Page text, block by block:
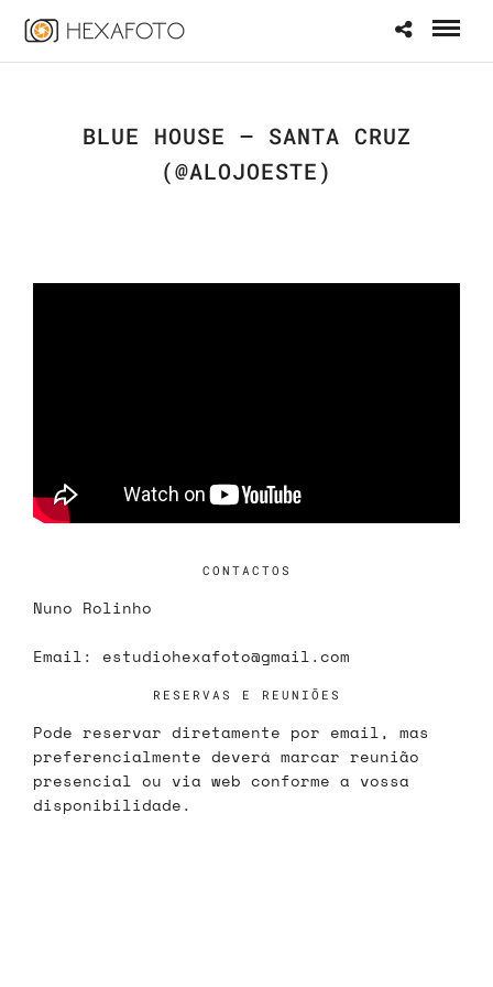
BLUE HOUSE – SANTA CRUZ
(@ALOJOESTE)
CONTACTOS
Nuno Rolinho
Email: estudiohexafoto@gmail.com
RESERVAS E REUNIÕES
Pode reservar diretamente por email, mas
preferencialmente deverá marcar reunião
presencial ou via web conforme a vossa
disponibilidade.